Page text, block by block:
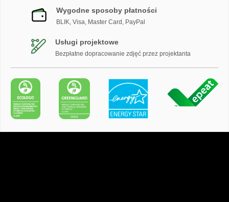
Wygodne sposoby płatności
BLIK, Visa, Master Card, PayPal
Usługi projektowe
Bezpłatne dopracowanie zdjęć przez projektanta